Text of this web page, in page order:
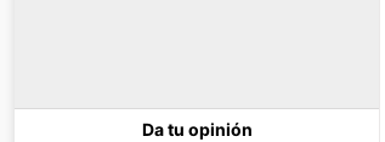
Da tu opinión